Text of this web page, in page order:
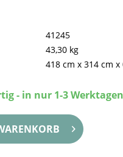
41245
43,30 kg
418 cm x314 cm x
- in nur 1-3